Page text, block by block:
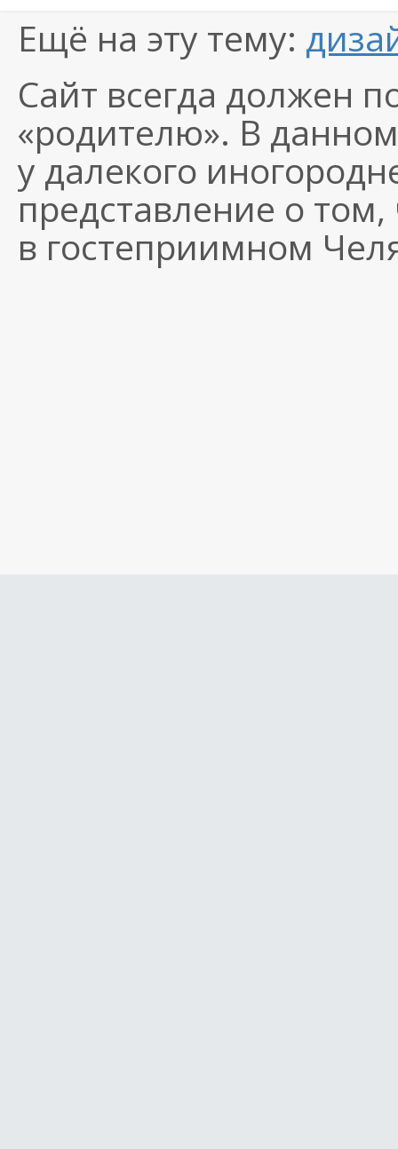
Ещё на эту тему:
Сайт всегда должен
«родителю». В
у далекого
представление о том,
в гостеприимном